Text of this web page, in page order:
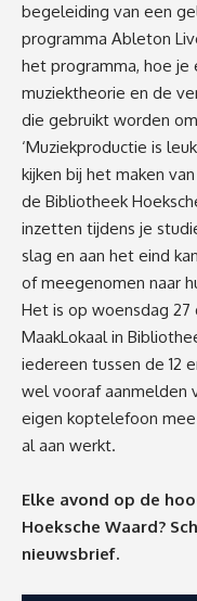
begeleiding van een
programma Ableton
het programma, hoe je
muziektheorie en de
die gebruikt worden
‘Muziekproductie is
kijken bij het maken
de Bibliotheek
inzetten tijdens je
slag en aan het eind
of meegenomen naar
Het is op woensdag 27
MaakLokaal in
iedereen tussen de 12
wel vooraf aanmelden
eigen koptelefoon
al aan werkt.
Elke avond op de
Hoeksche Waard?
nieuwsbrief.